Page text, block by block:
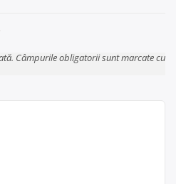
Câmpurile obligatorii sunt marcate cu